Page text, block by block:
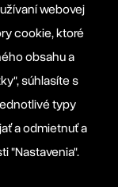
webovej
cookie, ktoré
obsahu a
súhlasíte s
typy
a odmietnuť a
"Nastavenia".